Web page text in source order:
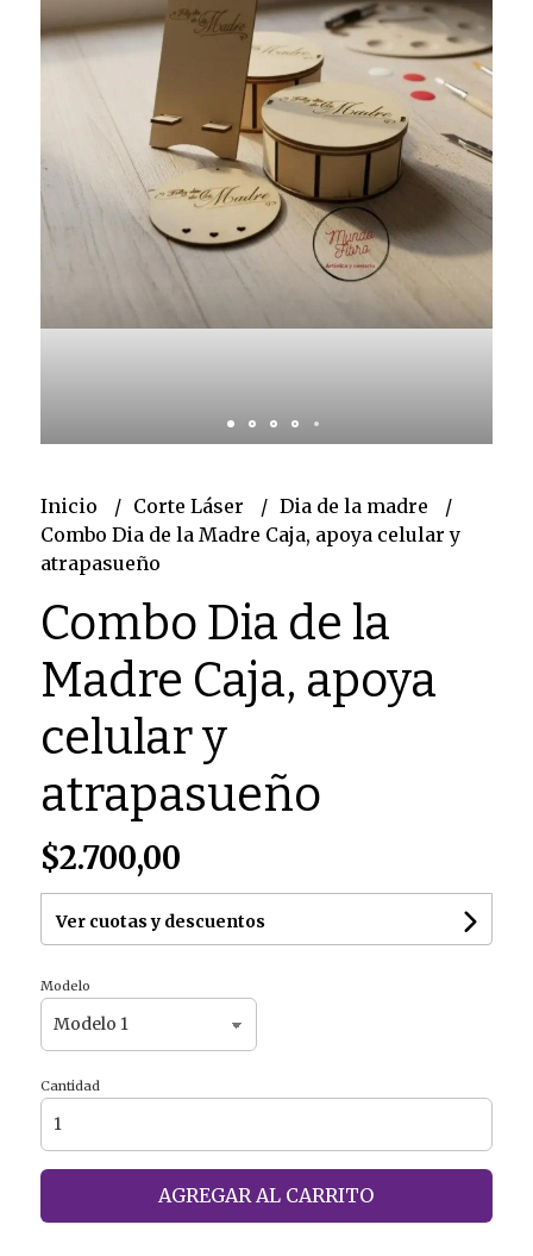
Inicio Corte Láser
Dia de la madre
Combo Dia de la Madre Caja, apoya celular y
atrapasueño
Combo Dia de la
Madre Caja, apoya
celular y
atrapasueño
$2.700,00
Ver cuotas y descuentos
Modelo
Cantidad
AGREGAR AL CARRITO